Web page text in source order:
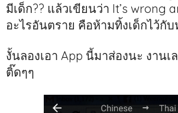
มีเด็ก?? แล้วเขียนว่า It’s wrong
อะไรอันตราย คือห้ามทิ้งเด็กไว้กับ
งั้นลองเอา App นี้มาส่องนะ งานเ
ติ๊ดๆๆ